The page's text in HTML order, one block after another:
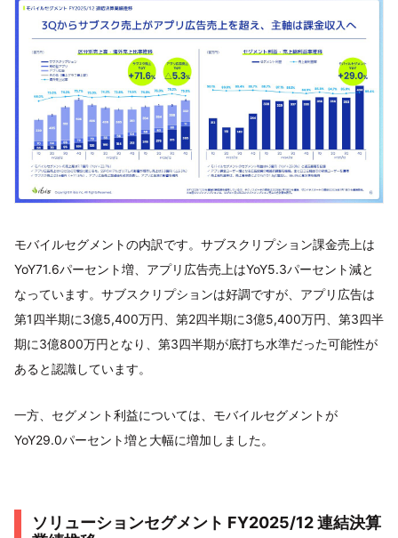
モバイルセグメントの内訳です。サブスクリプション課金売上は
YoY71.6パーセント増、アプリ広告売上はYoY5.3パーセント減と
なっています。サブスクリプションは好調ですが、アプリ広告は
第1四半期に3億5,400万円、第2四半期に3億5,400万円、第3四半
期に3億800万円となり、第3四半期が底打ち水準だった可能性が
あると認識しています。
一方、セグメント利益については、モバイルセグメントが
YoY29.0パーセント増と大幅に増加しました。
ソリューションセグメント FY2025/12 連結決算